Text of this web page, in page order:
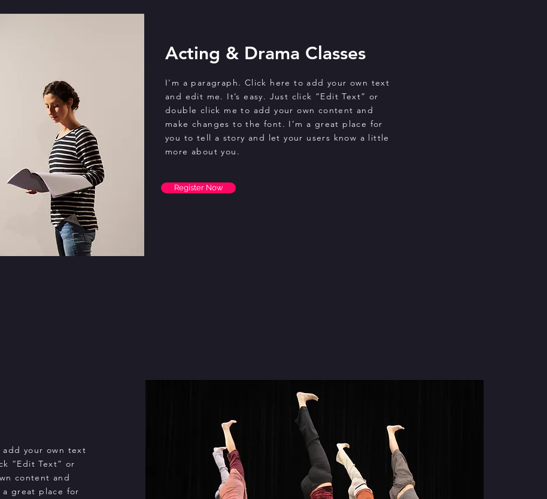
Acting & Drama Classes
I'm a paragraph. Click here to add your own text
and edit me. It’s easy. Just click “Edit Text” or
double click me to add your own content and
make changes to the font. I’m a great place for
you to tell a story and let your users know a little
more about you.
Register Now
your own text
“Edit Text” or
content and
a great place for